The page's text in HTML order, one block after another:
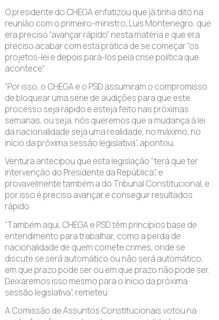
O presidente do CHEGA enfatizou que já tinha dito na
reunião com o primeiro-ministro, Luís Montenegro, que
era preciso “avançar rápido” nesta matéria e que era
preciso acabar com esta prática de se começar “os
projetos-lei e depois pará-los pela crise política que
acontece”.
“Por isso, o CHEGA e o PSD assumiram o compromisso
de bloquear uma série de audições para que este
processo seja rápido e esteja feito nas próximas
semanas, ou seja, nós queremos que a mudança à lei
da nacionalidade seja uma realidade, no máximo, no
início da próxima sessão legislativa”, apontou.
Ventura antecipou que esta legislação “terá que ter
intervenção do Presidente da República”, e
provavelmente também a do Tribunal Constitucional, e
por isso é preciso avançar e conseguir resultados
rápido.
“Também aqui, CHEGA e PSD têm princípios base de
entendimento para trabalhar, como a perda de
nacionalidade de quem comete crimes, onde se
discute se será automático ou não será automático,
em que prazo pode ser ou em que prazo não pode ser.
Deixaremos isso mesmo para o início da próxima
sessão legislativa”, remeteu.
A Comissão de Assuntos Constitucionais votou na